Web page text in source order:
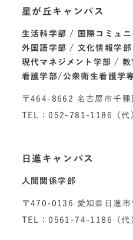
星が丘キャンパス
生活科学部
国際コミュ
外国語学部
文化情報学部
現代マネジメント学部
教
看護学部/公衆衛生看護学
〒464-8662 名古屋市千種
TEL：052-781-1186（代
日進キャンパス
人間関係学部
〒470-0136 愛知県日進
TEL：0561-74-1186（代